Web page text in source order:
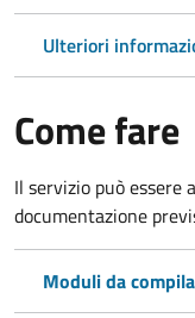
Ulteriori
Come fare
Il servizio può
documentazione
Moduli da